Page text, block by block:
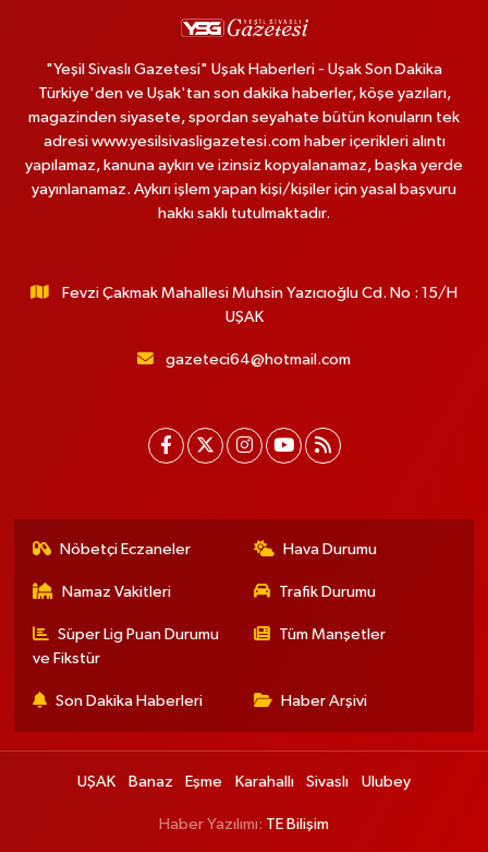
"Yeşil Sivaslı Gazetesi" Uşak Haberleri - Uşak Son Dakika
Türkiye'den ve Uşak'tan son dakika haberler, köşe yazıları,
magazinden siyasete, spordan seyahate bütün konuların tek
adresi www.yesilsivasligazetesi.com haber içerikleri alıntı
yapılamaz, kanuna aykırı ve izinsiz kopyalanamaz, başka yerde
yayınlanamaz. Aykırı işlem yapan kişi/kişiler için yasal başvuru
hakkı saklı tutulmaktadır.
Fevzi Çakmak Mahallesi Muhsin Yazıcıoğlu Cd. No : 15/H
UŞAK
gazeteci64@hotmail.com
Nöbetçi Eczaneler Hava Durumu
Namaz Vakitleri Trafik Durumu
Süper Lig Puan Durumu
ve Fikstür
Tüm Manşetler
Son Dakika Haberleri Haber Arşivi
UŞAK Banaz Eşme Karahallı Sivaslı Ulubey
Haber Yazılımı: TE Bilişim